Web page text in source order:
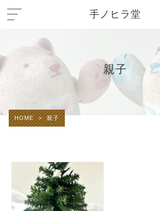
手ノヒラ堂
親子
HOME > 親子